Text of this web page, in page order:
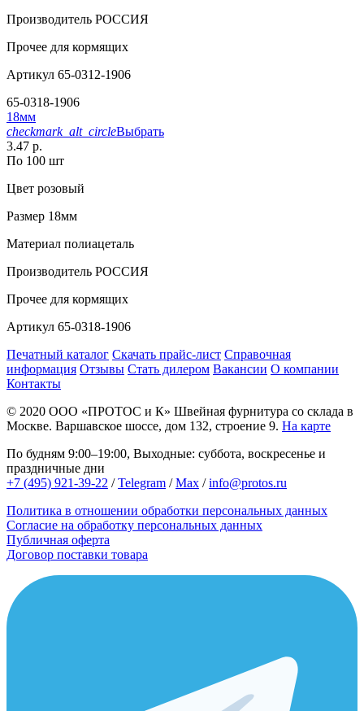
Производитель РОССИЯ
Прочее для кормящих
Артикул 65-0312-1906
65-0318-1906
18мм
checkmark_alt_circleВыбрать
3.47 р.
По 100 шт
Цвет розовый
Размер 18мм
Материал полиацеталь
Производитель РОССИЯ
Прочее для кормящих
Артикул 65-0318-1906
Печатный каталог Скачать прайс-лист Справочная
информация Отзывы Стать дилером Вакансии О компании
Контакты
© 2020 ООО «ПРОТОС и К» Швейная фурнитура со склада в
Москве. Варшавское шоссе, дом 132, строение 9. На карте
По будням 9:00–19:00, Выходные: суббота, воскресенье и
праздничные дни
+7 (495) 921-39-22 /Telegram /Max /info@protos.ru
Политика в отношении обработки персональных данных
Согласие на обработку персональных данных
Публичная оферта
Договор поставки товара